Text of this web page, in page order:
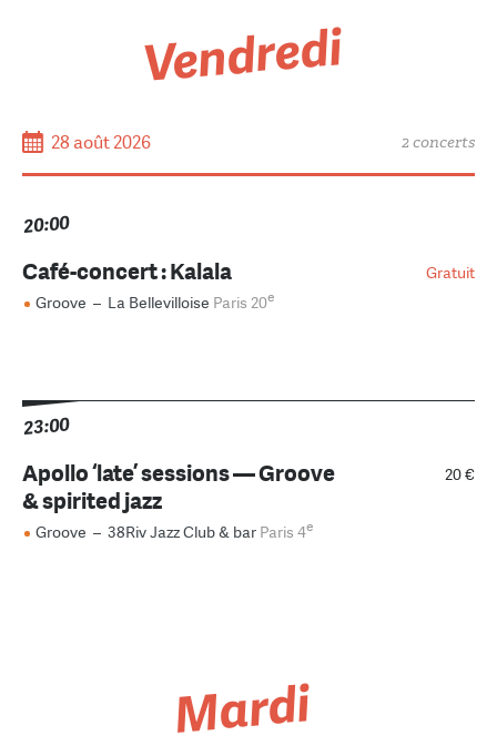
Vendredi
28 août 2026 2 concerts
20:00
Gratuit
Café-concert : Kalala
Groove – La Bellevilloise Paris 20e
23:00
20 €
Apollo ‘late’ sessions — Groove
& spirited jazz
Groove – 38Riv Jazz Club & bar Paris 4e
Mardi